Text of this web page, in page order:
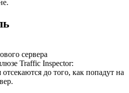
сервера
Traffic Inspector:
до того, как попадут на